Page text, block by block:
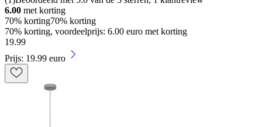
6.00 met korting
70% korting70% korting
70% korting, voordeelprijs: 6.00 euro met korting
19.99
Prijs: 19.99 euro